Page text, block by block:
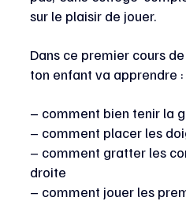
sur le plaisir de jouer.
Dans ce premier cours
ton enfant va apprendre :
– comment bien tenir la
– comment placer les
– comment gratter les
droite
– comment jouer les